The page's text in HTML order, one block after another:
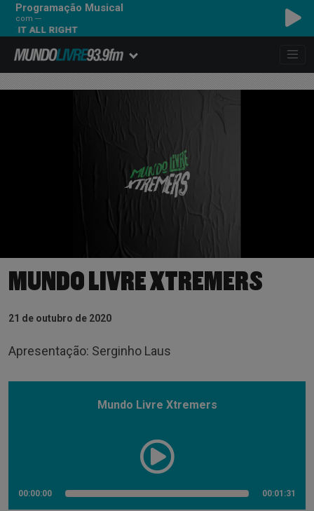
Programação Musical
com ---
IT ALL RIGHT
MUNDO LIVRE XTREMERS
21 de outubro de 2020
Apresentação: Serginho Laus
Mundo Livre Xtremers
00:00:00 00:01:31